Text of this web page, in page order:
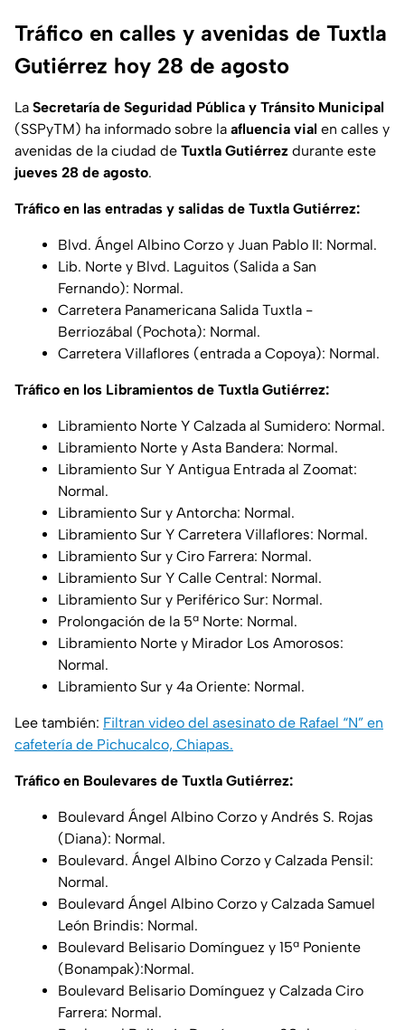
Tráfico en calles y avenidas de Tuxtla
Gutiérrez hoy 28 de agosto
La Secretaría de Seguridad Pública y Tránsito Municipal
(SSPyTM) ha informado sobre la afluencia vial en calles y
avenidas de la ciudad de Tuxtla Gutiérrez durante este
jueves 28 de agosto.
Tráfico en las entradas y salidas de Tuxtla Gutiérrez:
Blvd. Ángel Albino Corzo y Juan Pablo II: Normal.
Lib. Norte y Blvd. Laguitos (Salida a San
Fernando): Normal.
Carretera Panamericana Salida Tuxtla -
Berriozábal (Pochota): Normal.
Carretera Villaflores (entrada a Copoya): Normal.
Tráfico en los Libramientos de Tuxtla Gutiérrez:
Libramiento Norte Y Calzada al Sumidero: Normal.
Libramiento Norte y Asta Bandera: Normal.
Libramiento Sur Y Antigua Entrada al Zoomat:
Normal.
Libramiento Sur y Antorcha: Normal.
Libramiento Sur Y Carretera Villaflores: Normal.
Libramiento Sur y Ciro Farrera: Normal.
Libramiento Sur Y Calle Central: Normal.
Libramiento Sur y Periférico Sur: Normal.
Prolongación de la 5ª Norte: Normal.
Libramiento Norte y Mirador Los Amorosos:
Normal.
Libramiento Sur y 4a Oriente: Normal.
Lee también: Filtran video del asesinato de Rafael “N” en
cafetería de Pichucalco, Chiapas.
Tráfico en Boulevares de Tuxtla Gutiérrez:
Boulevard Ángel Albino Corzo y Andrés S. Rojas
(Diana): Normal.
Boulevard. Ángel Albino Corzo y Calzada Pensil:
Normal.
Boulevard Ángel Albino Corzo y Calzada Samuel
León Brindis: Normal.
Boulevard Belisario Domínguez y 15ª Poniente
(Bonampak):Normal.
Boulevard Belisario Domínguez y Calzada Ciro
Farrera: Normal.